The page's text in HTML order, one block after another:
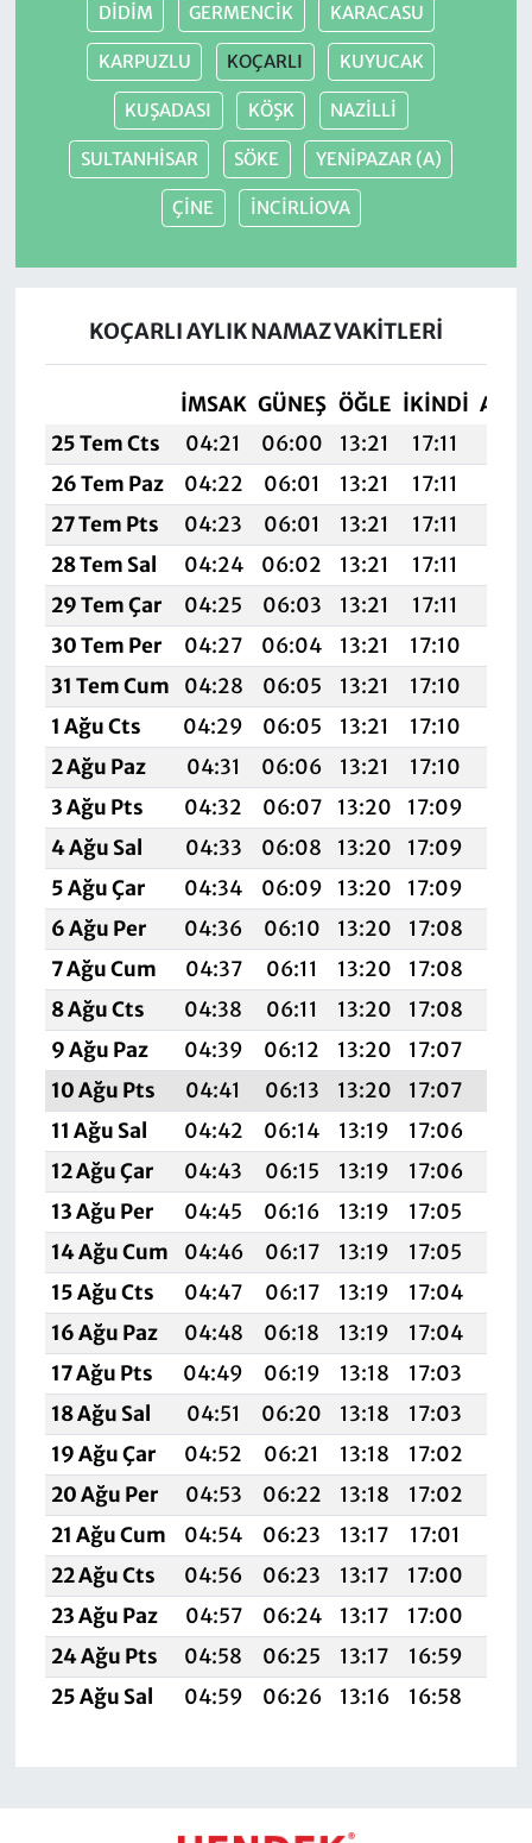
DİDİM GERMENCİK KARACASU
KARPUZLU KOÇARLI KUYUCAK
KUŞADASI KÖŞK NAZİLLİ
SULTANHİSAR SÖKE YENİPAZAR (A)
ÇİNE İNCİRLİOVA
KOÇARLI AYLIK NAMAZ VAKITLERI
İMSAK GÜNEŞ ÖĞLE İKINDI
25 Tem Cts
04:21 06:00 13:21 17:11
26 Tem Paz
04:22 06:01 13:21 17:11
27 Tem Pts
04:23 06:01 13:21 17:11
28 Tem Sal
04:24 06:02 13:21 17:11
29 Tem Çar
04:25 06:03 13:21 17:11
30 Tem Per
04:27 06:04 13:21 17:10
31 Tem Cum
04:28 06:05 13:21 17:10
1 Ağu Cts
04:29 06:05 13:21 17:10
2 Ağu Paz
04:31 06:06 13:21 17:10
3 Ağu Pts
04:32 06:07 13:20 17:09
4 Ağu Sal
04:33 06:08 13:20 17:09
5 Ağu Çar
04:34 06:09 13:20 17:09
6 Ağu Per
04:36 06:10 13:20 17:08
7 Ağu Cum
04:37 06:11 13:20 17:08
8 Ağu Cts
04:38 06:11 13:20 17:08
9 Ağu Paz
04:39 06:12 13:20 17:07
10 Ağu Pts
04:41 06:13 13:20 17:07
11 Ağu Sal
04:42 06:14 13:19 17:06
12 Ağu Çar
04:43 06:15 13:19 17:06
13 Ağu Per
04:45 06:16 13:19 17:05
14 Ağu Cum
04:46 06:17 13:19 17:05
15 Ağu Cts
04:47 06:17 13:19 17:04
16 Ağu Paz
04:48 06:18 13:19 17:04
17 Ağu Pts
04:49 06:19 13:18 17:03
18 Ağu Sal
04:51 06:20 13:18 17:03
19 Ağu Çar
04:52 06:21 13:18 17:02
20 Ağu Per
04:53 06:22 13:18 17:02
21 Ağu Cum
04:54 06:23 13:17 17:01
22 Ağu Cts
04:56 06:23 13:17 17:00
23 Ağu Paz
04:57 06:24 13:17 17:00
24 Ağu Pts
04:58 06:25 13:17 16:59
25 Ağu Sal
04:59 06:26 13:16 16:58